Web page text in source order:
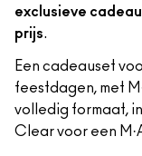
exclusieve
prijs.
Een cadeauset
feestdagen, met
volledig formaat,
Clear voor een